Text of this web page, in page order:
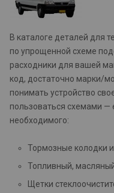
В каталоге деталей для
по упрощенной схеме
расходники для вашей
код, достаточно марки/
понимать устройство
пользоваться схемами —
необходимого:
Тормозные колодки
Топливный,
Щетки